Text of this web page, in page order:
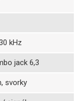
kHz
jack 6,3
svorky